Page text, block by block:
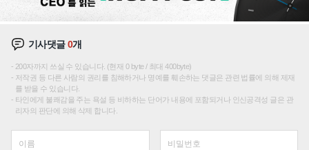
기사댓글0개
200자까지 쓰실 수 있습니다. (현재 0 byte / 최대 400byte)
저작권 등 다른 사람의 권리를 침해하거나 명예를 훼손하는 댓글은 관련 법률에 의해 제재
를 받을 수 있습니다.
타인에게 불쾌감을 주는 욕설 등 비하하는 단어가 내용에 포함되거나 인신공격성 글은 관
리자의 판단에 의해 삭제 합니다.